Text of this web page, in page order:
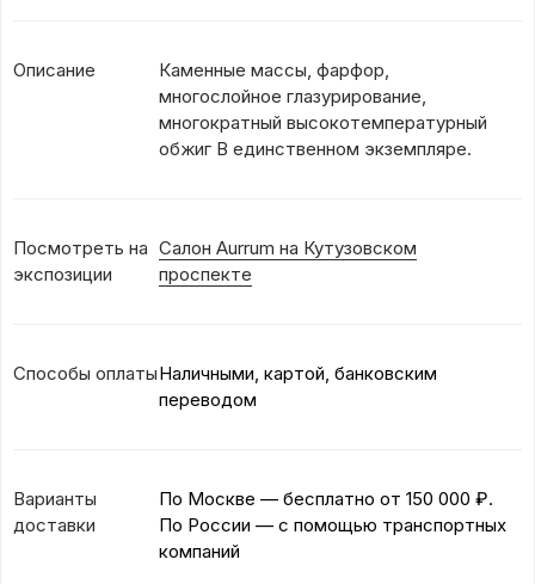
Описание
Каменные массы, фарфор,
многослойное глазурирование,
многократный высокотемпературный
обжиг В единственном экземпляре.
Посмотреть на
экспозиции
Салон Aurrum на Кутузовском
проспекте
Способы оплатыНаличными, картой, банковским
переводом
Варианты
доставки
По Москве — бесплатно от 150 000 ₽.
По России — с помощью транспортных
компаний